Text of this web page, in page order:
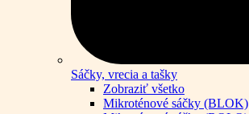
Sáčky, vrecia a tašky
Zobraziť všetko
Mikroténové sáčky (BLOK)